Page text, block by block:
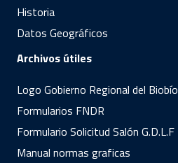
Historia
Datos Geográficos
Archivos útiles
Logo Gobierno Regional del Biobío
Formularios FNDR
Formulario Solicitud Salón G.D.L.F
Manual normas graficas